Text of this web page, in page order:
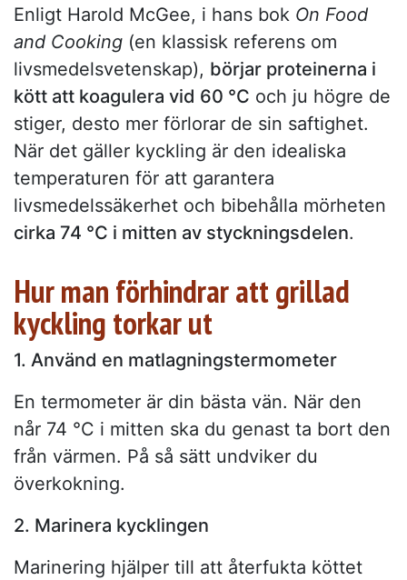
Enligt Harold McGee, i hans bok On Food
and Cooking (en klassisk referens om
livsmedelsvetenskap), börjar proteinerna i
kött att koagulera vid 60 °C och ju högre de
stiger, desto mer förlorar de sin saftighet.
När det gäller kyckling är den idealiska
temperaturen för att garantera
livsmedelssäkerhet och bibehålla mörheten
cirka 74 °C i mitten av styckningsdelen.
Hur man förhindrar att grillad
kyckling torkar ut
1. Använd en matlagningstermometer
En termometer är din bästa vän. När den
når 74 °C i mitten ska du genast ta bort den
från värmen. På så sätt undviker du
överkokning.
2. Marinera kycklingen
Marinering hjälper till att återfukta köttet